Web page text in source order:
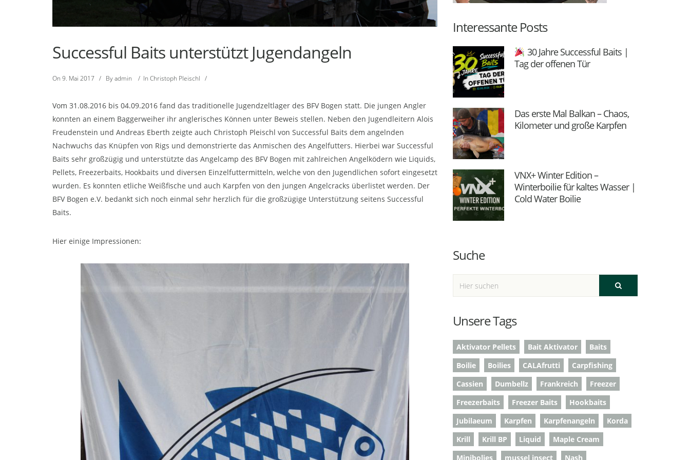
Successful Baits unterstützt Jugendangeln
On 9. Mai 2017 / Byadmin / In Christoph Pleischl /
Vom 31.08.2016 bis 04.09.2016 fand das traditionelle Jugendzeltlager des BFV Bogen statt. Die jungen Angler
konnten an einem Baggerweiher ihr anglerisches Können unter Beweis stellen. Neben den Jugendleitern Alois
Freudenstein und Andreas Eberth zeigte auch Christoph Pleischl von Successful Baits dem angelnden
Nachwuchs das Knüpfen von Rigs und demonstrierte das Anmischen des Angelfutters. Hierbei war Successful
Baits sehr großzügig und unterstützte das Angelcamp des BFV Bogen mit zahlreichen Angelködern wie Liquids,
Pellets, Freezerbaits, Hookbaits und diversen Einzelfuttermitteln, welche von den Jugendlichen sofort eingesetzt
wurden. Es konnten etliche Weißfische und auch Karpfen von den jungen Angelcracks überlistet werden. Der
BFV Bogen e.V. bedankt sich noch einmal sehr herzlich für die großzügige Unterstützung seitens Successful
Baits.
Hier einige Impressionen:
Interessante Posts
30 Jahre Successful Baits |
Tag der offenen Tür
Das erste Mal Balkan – Chaos,
Kilometer und große Karpfen
VNX+ Winter Edition –
Winterboilie für kaltes Wasser |
Cold Water Boilie
Suche
Unsere Tags
Aktivator Pellets Bait Aktivator
Baits
Boilie
Boilies CALAfrutti
Carpfishing
Cassien
Dumbellz Frankreich
Freezer
Freezerbaits
Freezer Baits
Hookbaits
Jubilaeum
Karpfen Karpfenangeln
Korda
Krill
Krill BP Liquid
Maple Cream
Minibolies
mussel insect Nash